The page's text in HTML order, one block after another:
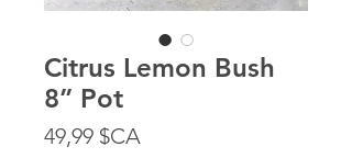
Citrus Lemon Bush
8” Pot
49,99 $CA